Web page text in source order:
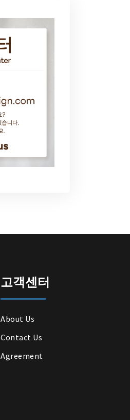
고객센터
About Us
Contact Us
Agreement